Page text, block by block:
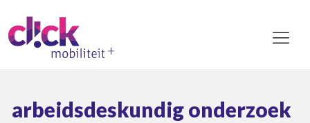
arbeidsdeskundig onderzoek